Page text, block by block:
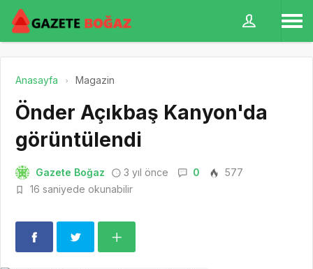
Anasayfa Magazin
Önder Açıkbaş Kanyon'da
görüntülendi
Gazete Boğaz 3 yıl önce 0
577
16 saniyede okunabilir